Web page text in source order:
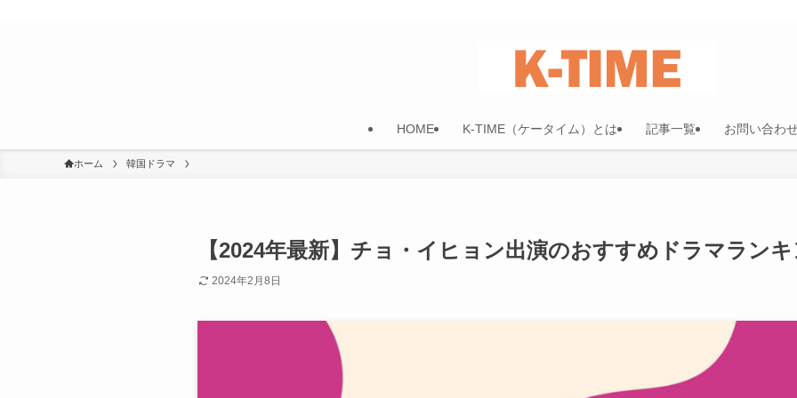
HOME K-TIME（ケータイム）とは 記事一覧 お問い合わ
ホーム 韓国ドラマ
【2024年最新】チョ・イヒョン出演のおすすめドラマラン
2024年2月8日